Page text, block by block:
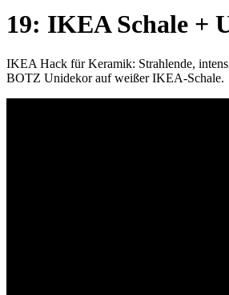
19: IKEA Schale +
IKEA Hack für Keramik: Strahlende,
BOTZ Unidekor auf weißer IKEA-Schale.